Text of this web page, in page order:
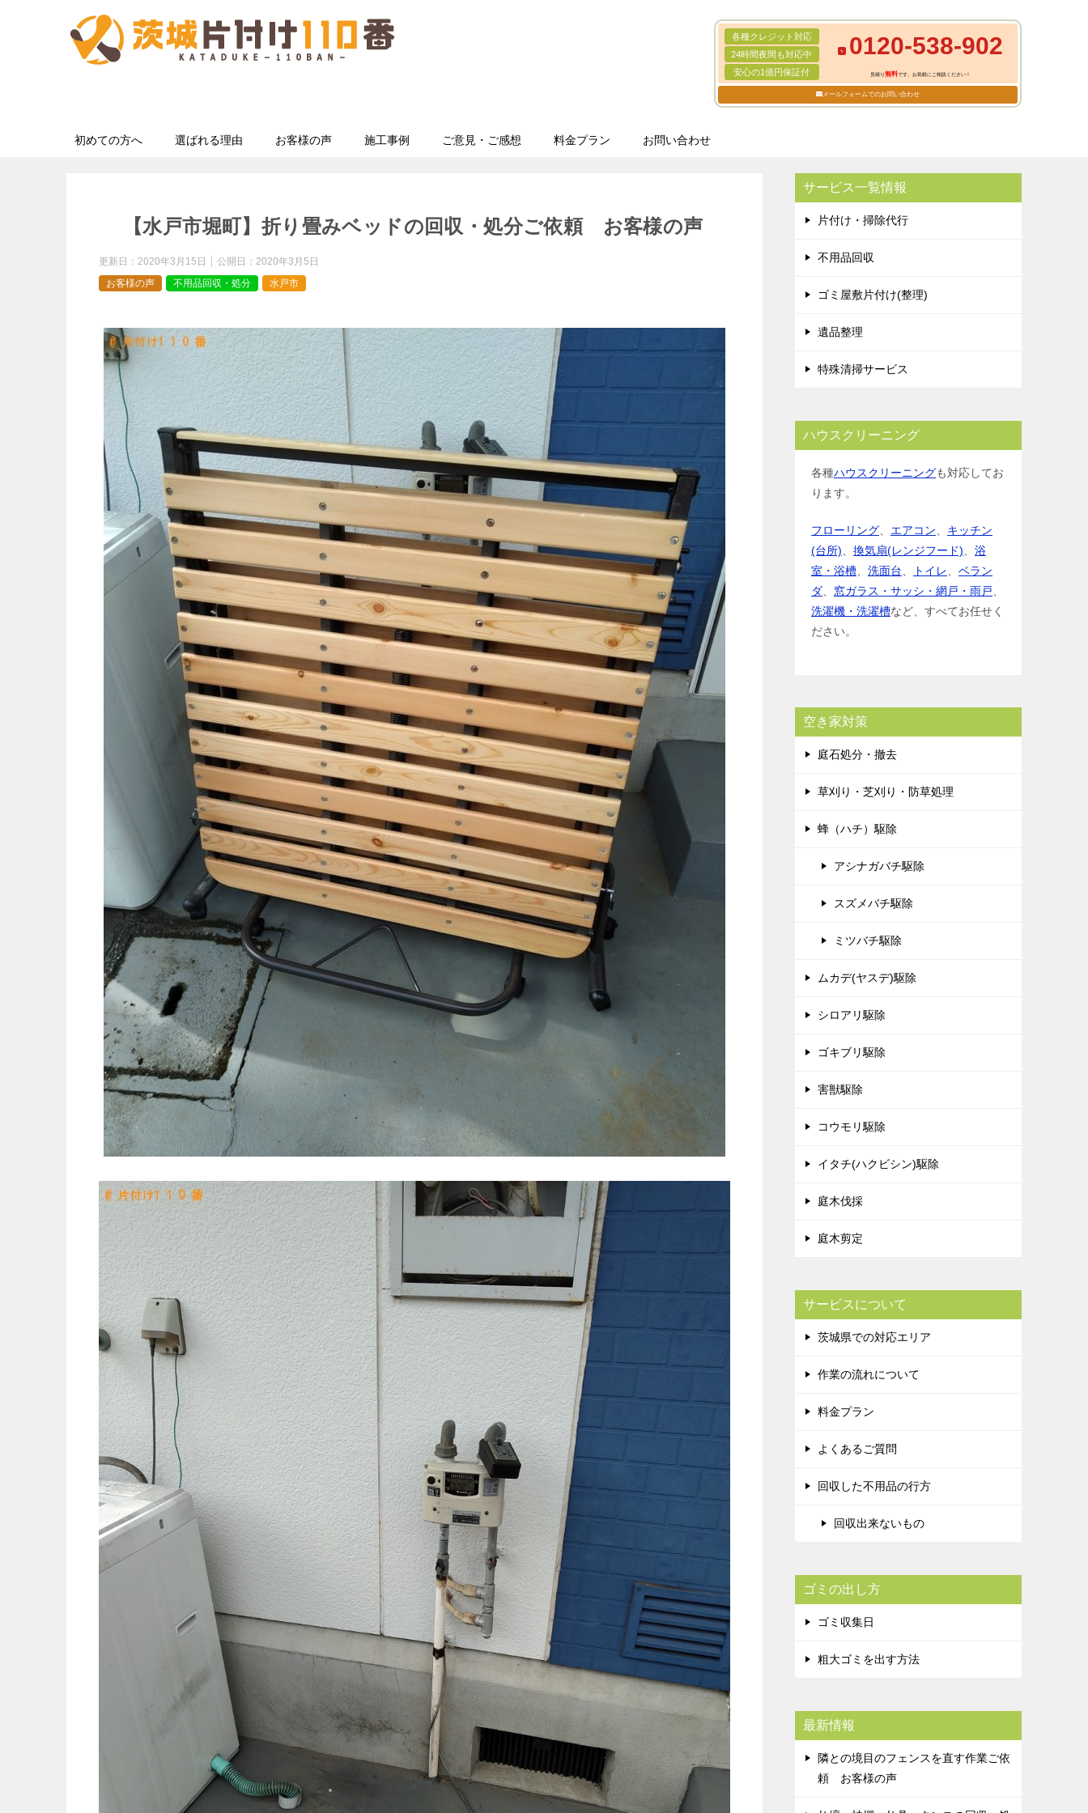
各種クレジット対応
24時間夜間も対応中
安心の1億円保証付
0120-538-902
見積り無料です。お気軽にご相談ください！
メールフォームでのお問い合わせ
初めての方へ 選ばれる理由 お客様の声 施工事例 ご意見・ご感想 料金プラン お問い合わせ
【水戸市堀町】折り畳みベッドの回収・処分ご依頼 お客様の声
更新日： 2020年3月15日 公開日： 2020年3月5日
お客様の声
不用品回収・処分 水戸市
サービス一覧情報
片付け・掃除代行
不用品回収
ゴミ屋敷片付け(整理)
遺品整理
特殊清掃サービス
ハウスクリーニング
各種ハウスクリーニングも対応してお
ります。
フローリング エアコン
キッチン
(台所)
換気扇(レンジフード)
浴
室・浴槽
洗面台 トイレ
ベラン
ダ
窓ガラス・サッシ・網戸・雨戸
洗濯機・洗濯槽など、すべてお任せく
ださい。
空き家対策
庭石処分・撤去
草刈り・芝刈り・防草処理
蜂（ハチ）駆除
アシナガバチ駆除
スズメバチ駆除
ミツバチ駆除
ムカデ(ヤスデ)駆除
シロアリ駆除
ゴキブリ駆除
害獣駆除
コウモリ駆除
イタチ(ハクビシン)駆除
庭木伐採
庭木剪定
サービスについて
茨城県での対応エリア
作業の流れについて
料金プラン
よくあるご質問
回収した不用品の行方
回収出来ないもの
ゴミの出し方
ゴミ収集日
粗大ゴミを出す方法
最新情報
隣との境目のフェンスを直す作業ご依
頼 お客様の声